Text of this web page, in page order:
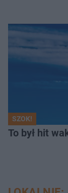
SZOK!
To był hit